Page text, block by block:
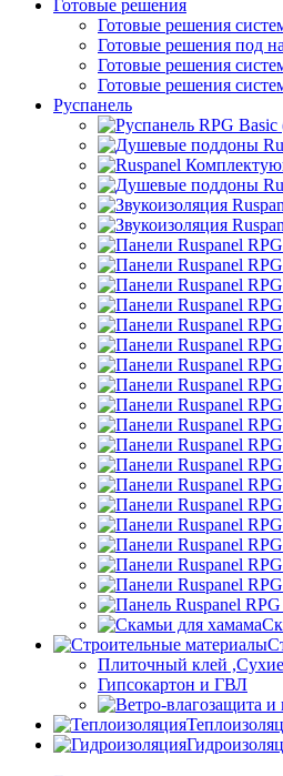
Готовые решения
Готовые решения
Готовые решения под
Готовые решения
Готовые решения
Руспанель
Плиточный клей
Гипсокартон и ГВЛ